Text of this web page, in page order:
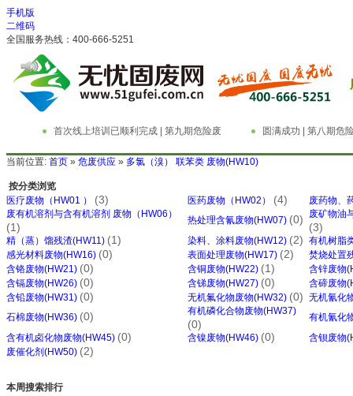
手机版
二维码
全国服务热线：400-666-5251
首次线上培训已顺利完成 | 第九期危险废
物管理与技术实务精英特训营
圆满成功 | 第八期危
务精英特训营
当前位置: 首页 » 危废供应 » 多氯（溴） 联苯类 废物(HW10)
按分类浏览
医疗废物（HW01 ）
(3) 医药废物（HW02） (4)
废药物、
废有机溶剂与含有机溶剂 废物（HW06）
(1)
热处理含氰废物(HW07) (0) 废矿物油
(3)
精（蒸）馏残渣(HW11) (1) 染料、涂料废物(HW12) (2) 有机树脂
感光材料废物(HW16) (0) 表面处理废物(HW17) (2)
焚烧处置
含铬废物(HW21) (0) 含铜废物(HW22) (1)
含锌废物
含镉废物(HW26) (0) 含锑废物(HW27) (0)
含碲废物
含铅废物(HW31) (0) 无机氟化物废物(HW32) (0) 无机氰化
石棉废物(HW36) (0) 有机磷化合物废物(HW37)
(0)
有机氰化
含有机卤化物废物(HW45) (0) 含镍废物(HW46) (0)
含钡废物
废催化剂(HW50) (2)
本周搜索排行